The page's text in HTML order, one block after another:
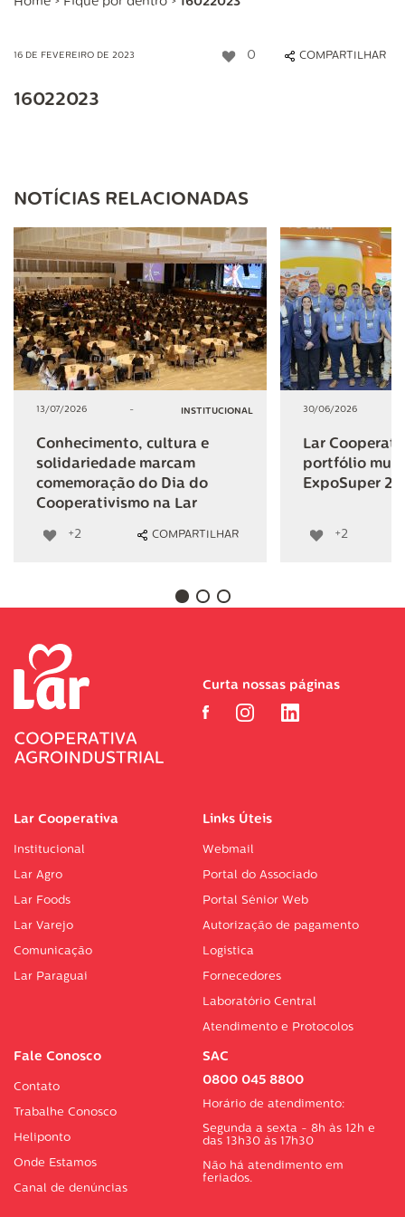
16 DE FEVEREIRO DE 2023 0 COMPARTILHAR
16022023
NOTÍCIAS RELACIONADAS
13/07/2026 - INSTITUCIONAL
Conhecimento, cultura e
solidariedade marcam
comemoração do Dia do
Cooperativismo na Lar
+2 COMPARTILHAR
30/06/2026
Lar
portfólio
ExpoSuper
+2
Lar Cooperativa
Institucional
Lar Agro
Lar Foods
Lar Varejo
Comunicação
Lar Paraguai
Links Úteis
Webmail
Portal do Associado
Portal Sénior Web
Autorização de pagamento
Logística
Fornecedores
Laboratório Central
Atendimento e Protocolos
Fale Conosco
Contato
Trabalhe Conosco
Heliponto
Onde Estamos
Canal de denúncias
SAC
0800 045 8800
Horário de atendimento:
Segunda a sexta - 8h às 12h e
das 13h30 às 17h30
Não há atendimento em
feriados.
Curta nossas páginas